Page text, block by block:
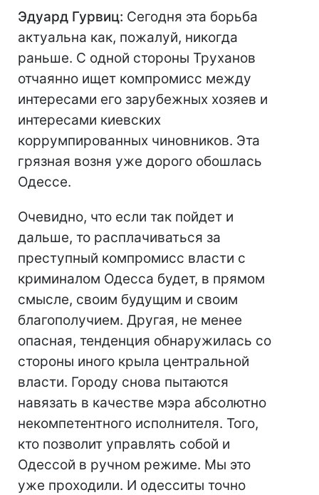
Эдуард Гурвиц: Сегодня эта борьба
актуальна как, пожалуй, никогда
раньше. С одной стороны Труханов
отчаянно ищет компромисс между
интересами его зарубежных хозяев и
интересами киевских
коррумпированных чиновников. Эта
грязная возня уже дорого обошлась
Одессе.
Очевидно, что если так пойдет и
дальше, то расплачиваться за
преступный компромисс власти с
криминалом Одесса будет, в прямом
смысле, своим будущим и своим
благополучием. Другая, не менее
опасная, тенденция обнаружилась со
стороны иного крыла центральной
власти. Городу снова пытаются
навязать в качестве мэра абсолютно
некомпетентного исполнителя. Того,
кто позволит управлять собой и
Одессой в ручном режиме. Мы это
уже проходили. И одесситы точно